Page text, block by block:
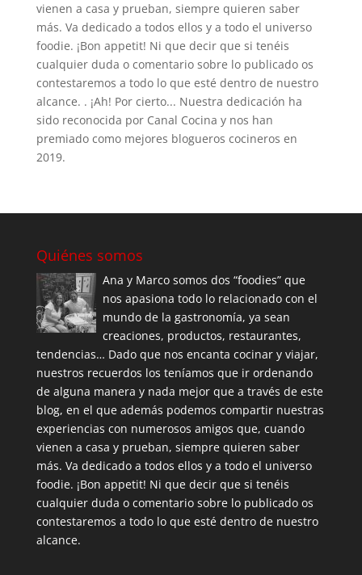
vienen a casa y prueban, siempre quieren saber
más. Va dedicado a todos ellos y a todo el universo
foodie. ¡Bon appetit! Ni que decir que si tenéis
cualquier duda o comentario sobre lo publicado os
contestaremos a todo lo que esté dentro de nuestro
alcance. . ¡Ah! Por cierto... Nuestra dedicación ha
sido reconocida por Canal Cocina y nos han
premiado como mejores blogueros cocineros en
2019.
Quiénes somos
Ana y Marco somos dos “foodies” que
nos apasiona todo lo relacionado con el
mundo de la gastronomía, ya sean
creaciones, productos, restaurantes,
tendencias… Dado que nos encanta cocinar y viajar,
nuestros recuerdos los teníamos que ir ordenando
de alguna manera y nada mejor que a través de este
blog, en el que además podemos compartir nuestras
experiencias con numerosos amigos que, cuando
vienen a casa y prueban, siempre quieren saber
más. Va dedicado a todos ellos y a todo el universo
foodie. ¡Bon appetit! Ni que decir que si tenéis
cualquier duda o comentario sobre lo publicado os
contestaremos a todo lo que esté dentro de nuestro
alcance.